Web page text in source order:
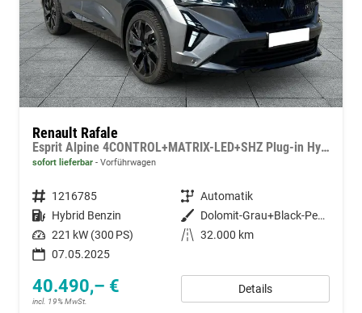
Renault Rafale
Esprit Alpine 4CONTROL+MATRIX-LED+SHZ Plug-in Hybrid 300 4x4
sofort lieferbar Vorführwagen
Fahrzeugnummer 1216785 Getriebe Automatik
Kraftstoff Hybrid Benzin Außenfarbe
Dolomit-Grau+Black-Pearl-Schwarz
Leistung 221 kW (300 PS) Kilometerstand 32.000 km
07.05.2025
40.490,– €
incl. 19% MwSt.
Details